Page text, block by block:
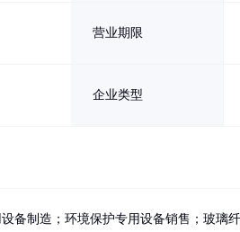
营业期限
企业类型
备制造；环境保护专用设备销售；玻璃